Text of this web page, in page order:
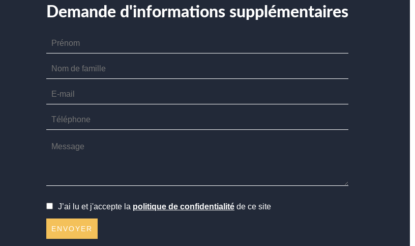
Demande d'informations supplémentaires
J’ai lu et j'accepte la politique de confidentialité de ce site
ENVOYER